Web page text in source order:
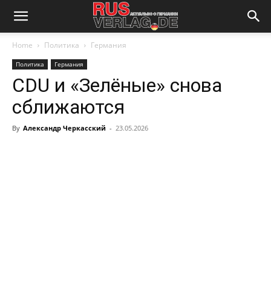
Home Политика Германия
Политика Германия
CDU и «Зелёные» снова
сближаются
By Александр Черкасский - 23.05.2026